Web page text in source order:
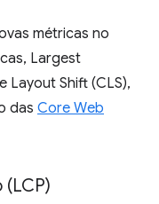
métricas no
Largest
Layout Shift (CLS),
das Core Web